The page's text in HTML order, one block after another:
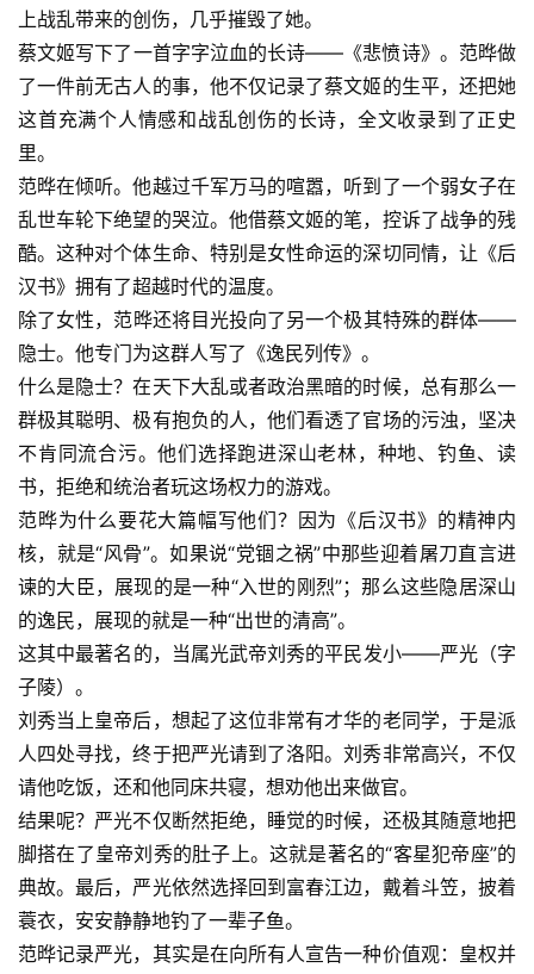
上战乱带来的创伤，几乎摧毁了她。
蔡文姬写下了一首字字泣血的长诗——《悲愤诗》。范晔做
了一件前无古人的事，他不仅记录了蔡文姬的生平，还把她
这首充满个人情感和战乱创伤的长诗，全文收录到了正史
里。
范晔在倾听。他越过千军万马的喧嚣，听到了一个弱女子在
乱世车轮下绝望的哭泣。他借蔡文姬的笔，控诉了战争的残
酷。这种对个体生命、特别是女性命运的深切同情，让《后
汉书》拥有了超越时代的温度。
除了女性，范晔还将目光投向了另一个极其特殊的群体——
隐士。他专门为这群人写了《逸民列传》。
什么是隐士？在天下大乱或者政治黑暗的时候，总有那么一
群极其聪明、极有抱负的人，他们看透了官场的污浊，坚决
不肯同流合污。他们选择跑进深山老林，种地、钓鱼、读
书，拒绝和统治者玩这场权力的游戏。
范晔为什么要花大篇幅写他们？因为《后汉书》的精神内
核，就是“风骨”。如果说“党锢之祸”中那些迎着屠刀直言进
谏的大臣，展现的是一种“入世的刚烈”；那么这些隐居深山
的逸民，展现的就是一种“出世的清高”。
这其中最著名的，当属光武帝刘秀的平民发小——严光（字
子陵）。
刘秀当上皇帝后，想起了这位非常有才华的老同学，于是派
人四处寻找，终于把严光请到了洛阳。刘秀非常高兴，不仅
请他吃饭，还和他同床共寝，想劝他出来做官。
结果呢？严光不仅断然拒绝，睡觉的时候，还极其随意地把
脚搭在了皇帝刘秀的肚子上。这就是著名的“客星犯帝座”的
典故。最后，严光依然选择回到富春江边，戴着斗笠，披着
蓑衣，安安静静地钓了一辈子鱼。
范晔记录严光，其实是在向所有人宣告一种价值观：皇权并